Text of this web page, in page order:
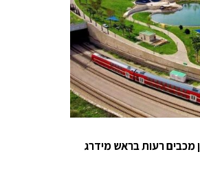
מכבים רעות בראש מידרג